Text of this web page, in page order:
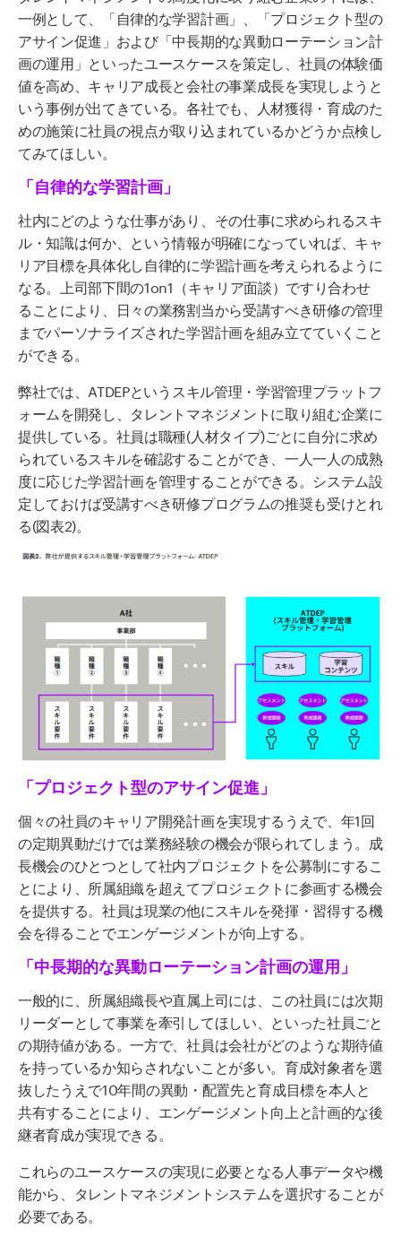
一例として、「自律的な学習計画」、「プロジェクト型の
アサイン促進」および「中長期的な異動ローテーション計
画の運用」といったユースケースを策定し、社員の体験価
値を高め、キャリア成長と会社の事業成長を実現しようと
いう事例が出てきている。各社でも、人材獲得・育成のた
めの施策に社員の視点が取り込まれているかどうか点検し
てみてほしい。
「自律的な学習計画」
社内にどのような仕事があり、その仕事に求められるスキ
ル・知識は何か、という情報が明確になっていれば、キャ
リア目標を具体化し自律的に学習計画を考えられるように
なる。上司部下間の1on1 （キャリア面談）ですり合わせ
ることにより、日々の業務割当から受講すべき研修の管理
までパーソナライズされた学習計画を組み立てていくこと
ができる。
弊社では、 ATDEPというスキル管理・学習管理プラットフ
ォームを開発し、タレントマネジメントに取り組む企業に
提供している。社員は職種(人材タイプ)ごとに自分に求め
られているスキルを確認することができ、一人一人の成熟
度に応じた学習計画を管理することができる。システム設
定しておけば受講すべき研修プログラムの推奨も受けとれ
る(図表2)
「プロジェクト型のアサイン促進」
個々の社員のキャリア開発計画を実現するうえで、年1回
の定期異動だけでは業務経験の機会が限られてしまう。成
長機会のひとつとして社内プロジェクトを公募制にするこ
とにより、所属組織を超えてプロジェクトに参画する機会
を提供する。社員は現業の他にスキルを発揮・習得する機
会を得ることでエンゲージメントが向上する。
「中長期的な異動ローテーション計画の運用」
一般的に、所属組織長や直属上司には、この社員には次期
リーダーとして事業を牽引してほしい、といった社員ごと
の期待値がある。一方で、社員は会社がどのような期待値
を持っているか知らされないことが多い。育成対象者を選
抜したうえで10年間の異動・配置先と育成目標を本人と
共有することにより、エンゲージメント向上と計画的な後
継者育成が実現できる。
これらのユースケースの実現に必要となる人事データや機
能から、タレントマネジメントシステムを選択することが
必要である。